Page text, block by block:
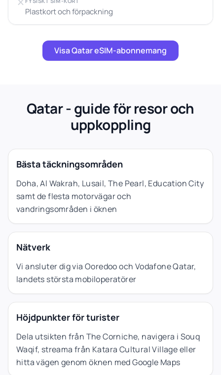
Plastkort och förpackning
Visa Qatar eSIM-abonnemang
Qatar - guide för resor och
uppkoppling
Bästa täckningsområden
Doha, Al Wakrah, Lusail, The Pearl, Education City
samt de flesta motorvägar och
vandringsområden i öknen
Nätverk
Vi ansluter dig via Ooredoo och Vodafone Qatar,
landets största mobiloperatörer
Höjdpunkter för turister
Dela utsikten från The Corniche, navigera i Souq
Waqif, streama från Katara Cultural Village eller
hitta vägen genom öknen med Google Maps